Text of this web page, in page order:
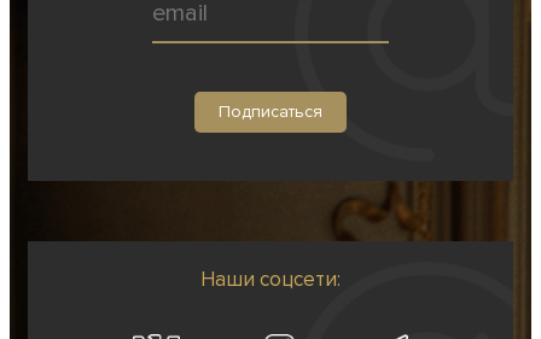
Наши соцсети: